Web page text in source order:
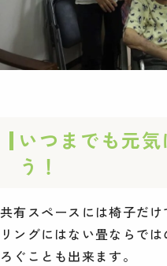
いつまでも元
う！
共有スペースには椅子だ
リングにはない畳ならで
ろぐことも出来ます。